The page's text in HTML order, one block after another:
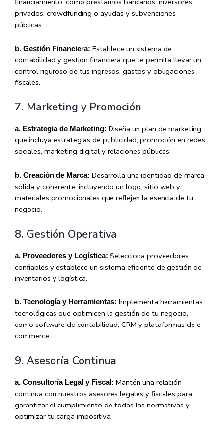
financiamiento, como préstamos bancarios, inversores
privados, crowdfunding o ayudas y subvenciones
públicas.
b. Gestión Financiera: Establece un sistema de
contabilidad y gestión financiera que te permita llevar un
control riguroso de tus ingresos, gastos y obligaciones
fiscales.
7. Marketing y Promoción
a. Estrategia de Marketing: Diseña un plan de marketing
que incluya estrategias de publicidad, promoción en redes
sociales, marketing digital y relaciones públicas.
b. Creación de Marca: Desarrolla una identidad de marca
sólida y coherente, incluyendo un logo, sitio web y
materiales promocionales que reflejen la esencia de tu
negocio.
8. Gestión Operativa
a. Proveedores y Logística: Selecciona proveedores
confiables y establece un sistema eficiente de gestión de
inventarios y logística.
b. Tecnología y Herramientas: Implementa herramientas
tecnológicas que optimicen la gestión de tu negocio,
como software de contabilidad, CRM y plataformas de e-
commerce.
9. Asesoría Continua
a. Consultoría Legal y Fiscal: Mantén una relación
continua con nuestros asesores legales y fiscales para
garantizar el cumplimiento de todas las normativas y
optimizar tu carga impositiva.